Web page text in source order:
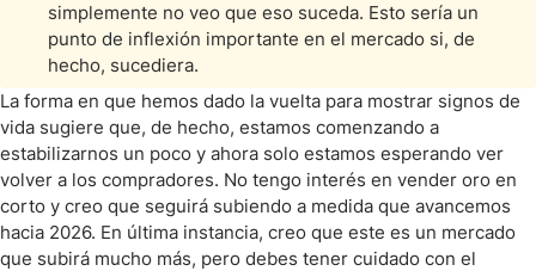
simplemente no veo que eso suceda. Esto sería un
punto de inflexión importante en el mercado si, de
hecho, sucediera.
La forma en que hemos dado la vuelta para mostrar signos de
vida sugiere que, de hecho, estamos comenzando a
estabilizarnos un poco y ahora solo estamos esperando ver
volver a los compradores. No tengo interés en vender oro en
corto y creo que seguirá subiendo a medida que avancemos
hacia 2026. En última instancia, creo que este es un mercado
que subirá mucho más, pero debes tener cuidado con el